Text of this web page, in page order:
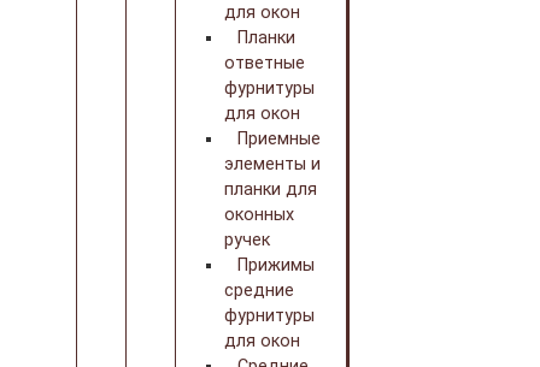
для окон
Планки
ответные
фурнитуры
для окон
Приемные
элементы и
планки для
оконных
ручек
Прижимы
средние
фурнитуры
для окон